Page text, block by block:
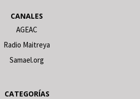
CANALES
AGEAC
Radio Maitreya
Samael.org
CATEGORÍAS